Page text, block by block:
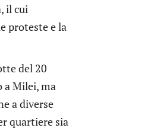
il cui
proteste e la
del 20
a Milei, ma
a diverse
quartiere sia